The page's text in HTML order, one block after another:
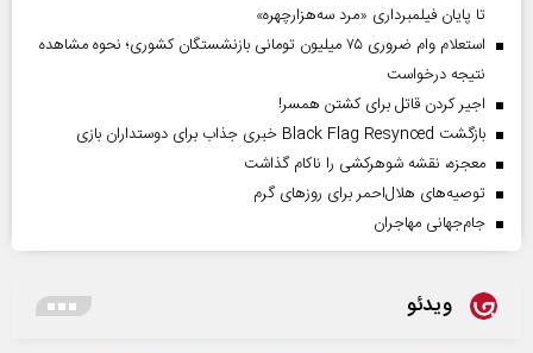
تا پایان فیلمبرداری «مرد سه‌هزارچهره»
استعلام وام ضروری ۷۵ میلیون تومانی بازنشستگان کشوری؛ نحوه مشاهده
نتیجه درخواست
اجیر کردن قاتل برای کشتن همسر!
بازگشت Black Flag Resynced خبری جذاب برای دوستداران بازی
معجزه، نقشه شوهرکشی را ناکام گذاشت
توصیه‌های هلال‌احمر برای روز‌های گرم
جام‌جهانی مهاجران
ویدئو